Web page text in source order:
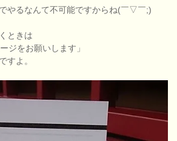
やるなんて不可能ですからね(￣▽￣;)
ときは
ジをお願いします」
すよ。